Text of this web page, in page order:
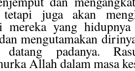
tetapi juga akan
mereka yang hidupnya
mengutamakan
padanya.
Allah dalam masa